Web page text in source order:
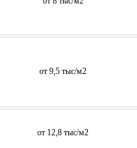
от 9,5 тыс/м2
от 12,8 тыс/м2